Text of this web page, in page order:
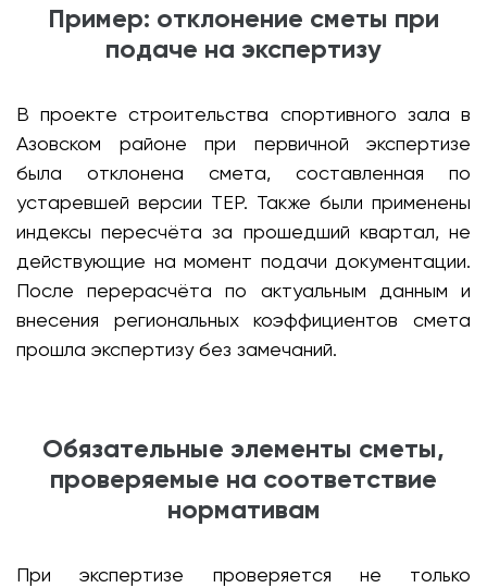
Пример: отклонение сметы при
подаче на экспертизу
В проекте строительства спортивного зала в
Азовском районе при первичной экспертизе
была отклонена смета, составленная по
устаревшей версии ТЕР. Также были применены
индексы пересчёта за прошедший квартал, не
действующие на момент подачи документации.
После перерасчёта по актуальным данным и
внесения региональных коэффициентов смета
прошла экспертизу без замечаний.
Обязательные элементы сметы,
проверяемые на соответствие
нормативам
При экспертизе проверяется не только